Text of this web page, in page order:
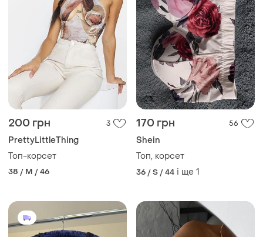
200 грн 3
PrettyLittleThing
Топ-корсет
38 / M / 46
170 грн 56
Shein
Топ, корсет
36 / S / 44 і ще 1